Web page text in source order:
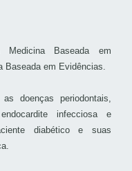
Baseada em
Baseada em Evidências.
periodontais,
infecciosa e
diabético e suas